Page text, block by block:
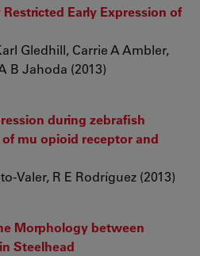
Early Expression of
Gledhill, Carrie A Ambler,
B Jahoda (2013)
during zebrafish
mu opioid receptor and
Valer, R E Rodríguez (2013)
Morphology between
Steelhead